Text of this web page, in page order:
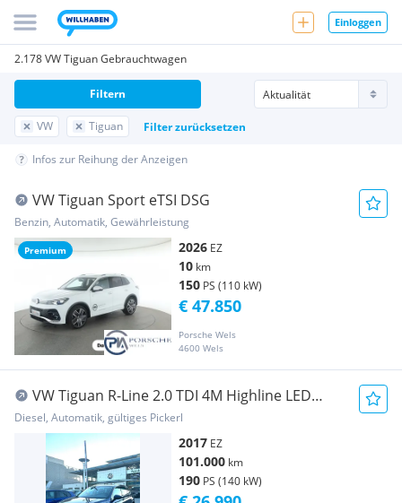
Einloggen
2.178 VW Tiguan Gebrauchtwagen
VW Tiguan Filter zurücksetzen
Filtern
Infos zur Reihung der Anzeigen
Premium
VW Tiguan Sport eTSI DSG
Benzin, Automatik, Gewährleistung
2026 EZ
10 km
150 PS (110 kW)
Porsche Wels
4600 Wels
€ 47.850
VW Tiguan R-Line 2.0 TDI 4M Highline LED
STHZ KAM ACC AHK +
Diesel, Automatik, gültiges Pickerl
2017 EZ
101.000 km
190 PS (140 kW)